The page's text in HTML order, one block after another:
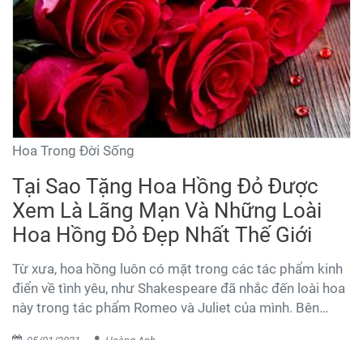
Hoa Trong Đời Sống
Tại Sao Tặng Hoa Hồng Đỏ Được
Xem Là Lãng Mạn Và Những Loài
Hoa Hồng Đỏ Đẹp Nhất Thế Giới
Từ xưa, hoa hồng luôn có mặt trong các tác phẩm kinh
điển về tình yêu, như Shakespeare đã nhắc đến loài hoa
này trong tác phẩm Romeo và Juliet của mình. Bên